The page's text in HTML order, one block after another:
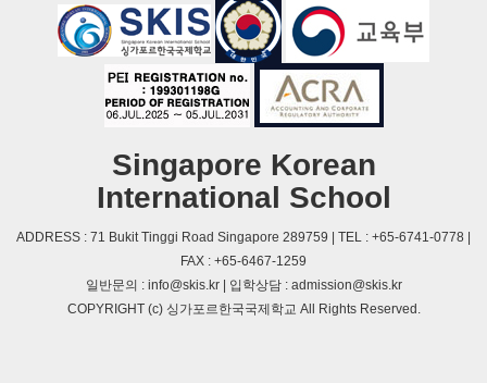
Singapore Korean
International School
ADDRESS : 71 Bukit Tinggi Road Singapore 289759 | TEL : +65-6741-0778 |
FAX : +65-6467-1259
일반문의 : info@skis.kr | 입학상담 : admission@skis.kr
COPYRIGHT (c) 싱가포르한국국제학교 All Rights Reserved.